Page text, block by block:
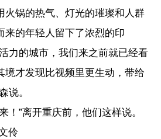
火锅的热气、灯光的璀璨和人群
来的年轻人留下了浓烈的印
力的城市，我们来之前就已经看
境才发现比视频里更生动，带给
说。
！”离开重庆前，他们这样说。
伶